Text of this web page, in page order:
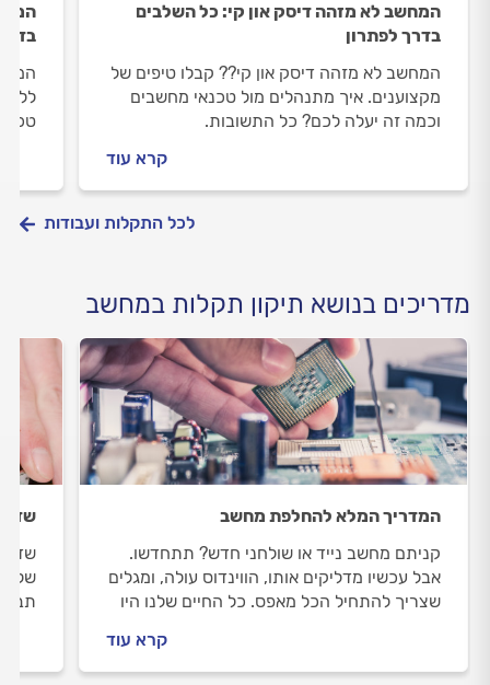
המחשב לא מזהה דיסק און קי: כל השלבים
בדרך לפתרון
המחשב לא מזהה דיסק און קי?? קבלו טיפים של
מקצוענים. איך מתנהלים מול טכנאי מחשבים
וכמה זה יעלה לכם? כל התשובות.
קרא עוד
לכל התקלות ועבודות
מדריכים בנושא תיקון תקלות במחשב
המדריך המלא להחלפת מחשב
קניתם מחשב נייד או שולחני חדש? תתחדשו.
אבל עכשיו מדליקים אותו, הווינדוס עולה, ומגלים
שצריך להתחיל הכל מאפס. כל החיים שלנו היו
קרא עוד
של